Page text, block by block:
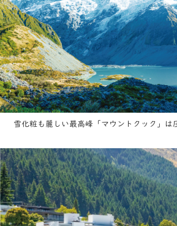
雪化粧も麗しい最高峰「マウントクック」は